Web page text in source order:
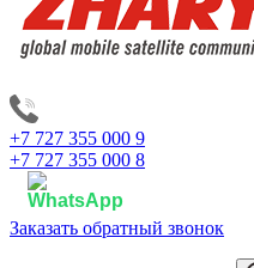
+7 727 355 000 9
+7 727 355 000 8
Заказать обратный звонок